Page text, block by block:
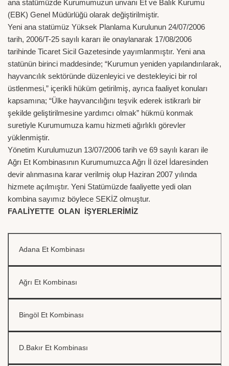
ana statümüzde Kurumumuzun unvanı Et ve Balık Kurumu
(EBK) Genel Müdürlüğü olarak değiştirilmiştir.
Yeni ana statümüz Yüksek Planlama Kurulunun 24/07/2006
tarih, 2006/T-25 sayılı kararı ile onaylanarak 17/08/2006
tarihinde Ticaret Sicil Gazetesinde yayımlanmıştır. Yeni ana
statünün birinci maddesinde; “Kurumun yeniden yapılandırılarak,
hayvancılık sektöründe düzenleyici ve destekleyici bir rol
üstlenmesi,” içerikli hüküm getirilmiş, ayrıca faaliyet konuları
kapsamına; “Ülke hayvancılığını teşvik ederek istikrarlı bir
şekilde geliştirilmesine yardımcı olmak” hükmü konmak
suretiyle Kurumumuza kamu hizmeti ağırlıklı görevler
yüklenmiştir.
Yönetim Kurulumuzun 13/07/2006 tarih ve 69 sayılı kararı ile
Ağrı Et Kombinasının Kurumumuzca Ağrı İl özel İdaresinden
devir alınmasına karar verilmiş olup Haziran 2007 yılında
hizmete açılmıştır. Yeni Statümüzde faaliyette yedi olan
kombina sayımız böylece SEKİZ olmuştur.
FAALİYETTE OLAN İŞYERLERİMİZ
Adana Et Kombinası
Ağrı Et Kombinası
Bingöl Et Kombinası
D.Bakır Et Kombinası